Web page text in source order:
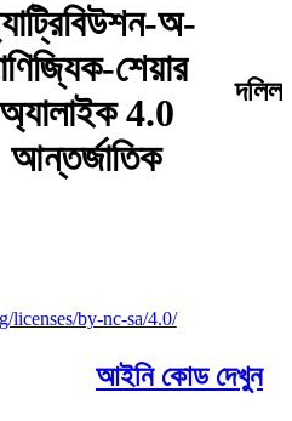
অ-
শেয়ার
অ্যালাইক 4.0
আন্তর্জাতিক
দলিল
licenses/by-nc-sa/4.0/
আইনি কোড দেখুন